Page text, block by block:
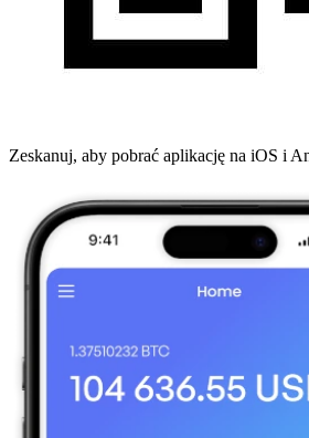
Zeskanuj, aby pobrać aplikację na iOS i